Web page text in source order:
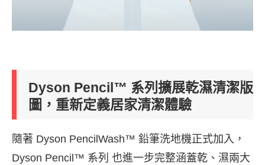
Dyson Pencil™ 系列擴展乾濕清潔版
圖，重新定義居家清潔體驗
隨著 Dyson PencilWash™ 鉛筆洗地機正式加入，
Dyson Pencil™ 系列 也進一步完整涵蓋乾、濕兩大